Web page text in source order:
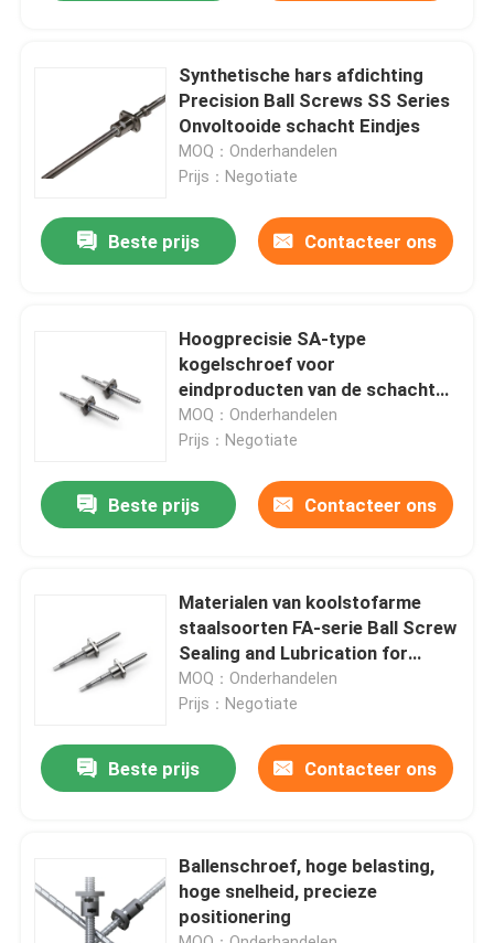
Producten
Fabrieksreis
Contacteer ons
kantoorprinter
Elektronische onderdelen
Koelschroeftransmissiecomponent
Synthetische hars afdichting
Precision Ball Screws SS Series
Onvoltooide schacht Eindjes
MOQ：Onderhandelen
Prijs：Negotiate
Beste prijs Contacteer ons
Hoogprecisie SA-type
kogelschroef voor
eindproducten van de schacht
C3/C5 Loodnauwkeurigheid
MOQ：Onderhandelen
Prijs：Negotiate
Beste prijs Contacteer ons
Materialen van koolstofarme
staalsoorten FA-serie Ball Screw
Sealing and Lubrication for
Operation
MOQ：Onderhandelen
Prijs：Negotiate
Beste prijs Contacteer ons
Ballenschroef, hoge belasting,
hoge snelheid, precieze
positionering